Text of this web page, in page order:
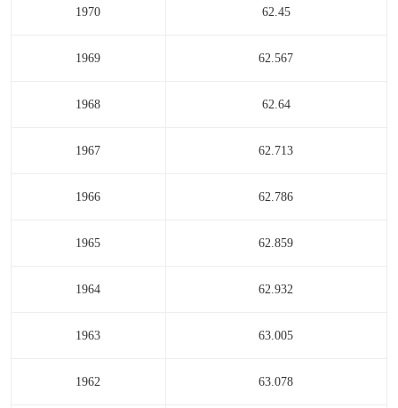
1970 62.45
1969 62.567
1968 62.64
1967 62.713
1966 62.786
1965 62.859
1964 62.932
1963 63.005
1962 63.078